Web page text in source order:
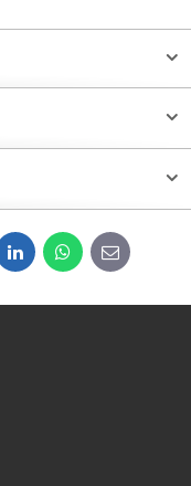
LinkedInWhatsApp
E-
mail